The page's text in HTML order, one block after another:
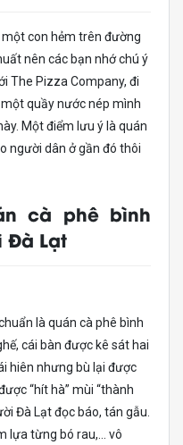
con hẻm trên đường
nên các bạn nhớ chú ý
The Pizza Company, đi
quầy nước nép mình
Một điểm lưu ý là quán
người dân ở gần đó thôi
cà phê bình
Đà Lạt
là quán cà phê bình
cái bàn được kê sát hai
hiên nhưng bù lại được
“hít hà” mùi “thành
Đà Lạt đọc báo, tán gẫu.
lựa từng bó rau,… vô